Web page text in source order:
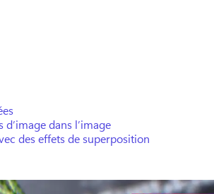
dans l’image
des effets de superposition